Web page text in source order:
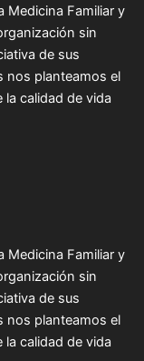
Medicina Familiar y
sin
de sus
nos planteamos el
calidad de vida
Medicina Familiar y
sin
de sus
nos planteamos el
calidad de vida